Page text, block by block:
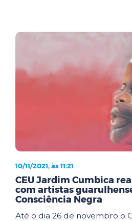
10/11/2021, às 11:21
CEU Jardim Cumbica
com artistas
Consciência Negra
Até o dia 26 de novembro o